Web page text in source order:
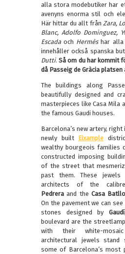
alla stora modebutiker har
avenyns enorma stil och
Här hittar du allt från Zara,
Blanc, Adolfo Dominguez,
Escada och Hermèshar alla
innehåller också spanska
Dutti.Så om du har kommit
då Passeig de Gràcia
The buildings along
beautifully designed and
masterpieces like Casa Mila
the famous Gaudi houses.
Barcelona’s new artery,
newly built
Eixample
wealthy bourgeois families
constructed imposing
of the street that
past them. These jewels
architects of the
Pedrera and the Casa Batllo
On the pavement we can
stones designed by Gaudí
boulevard are the
with their white-
architectural jewels stand
some of Barcelona’s most